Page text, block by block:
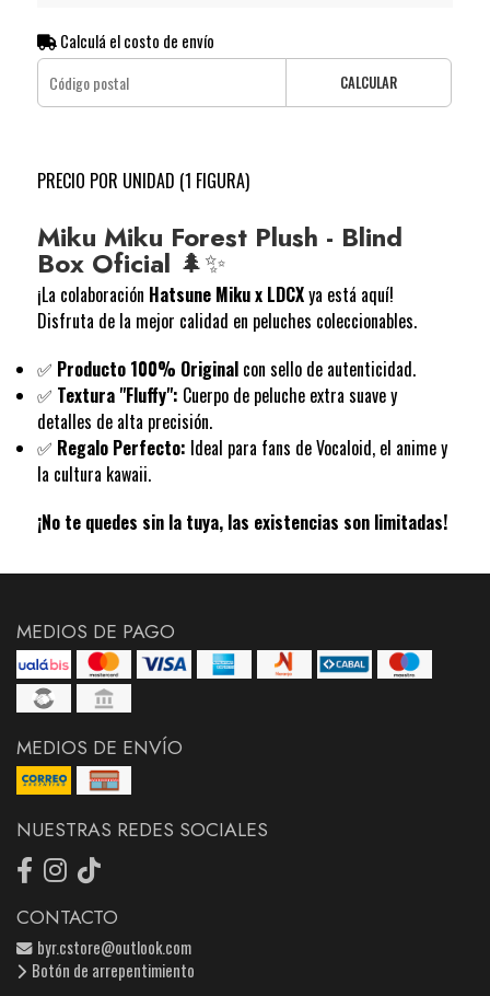
Calculá el costo de envío
CALCULAR
PRECIO POR UNIDAD (1 FIGURA)
Miku Miku Forest Plush - Blind
Box Oficial 🌲✨
¡La colaboración Hatsune Miku x LDCXya está aquí!
Disfruta de la mejor calidad en peluches coleccionables.
✅ Producto 100% Originalcon sello de autenticidad.
✅ Textura "Fluffy": Cuerpo de peluche extra suave y
detalles de alta precisión.
✅ Regalo Perfecto: Ideal para fans de Vocaloid, el anime y
la cultura kawaii.
¡No te quedes sin la tuya, las existencias son limitadas!
MEDIOS DE PAGO
MEDIOS DE ENVÍO
NUESTRAS REDES SOCIALES
CONTACTO
byr.cstore@outlook.com
Botón de arrepentimiento